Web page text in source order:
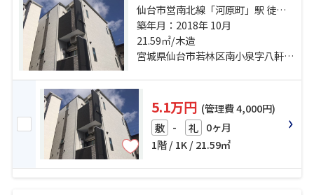
仙台市営南北線「河原町」駅 徒歩9
分 仙台市営南北線「長町一丁目」
駅 徒歩16分 仙台市地下鉄東西線
「連坊」駅 徒歩17分
築年月：2018年 10月
21.59㎡/木造
宮城県仙台市若林区南小泉字八軒小路
5.1万円 (管理費 4,000円)
敷 - 礼 0ヶ月
1階 / 1K / 21.59㎡